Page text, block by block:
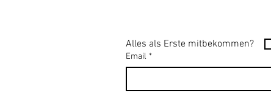
Alles als Erste mitbekommen?
Email *